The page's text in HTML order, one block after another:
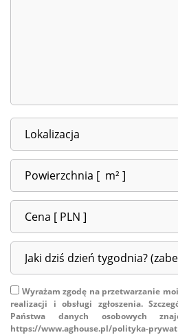
Wyrażam zgodę na przetwarzanie
realizacji i obsługi zgłoszenia.
Państwa danych osobowych
https://www.aghouse.pl/polityka-